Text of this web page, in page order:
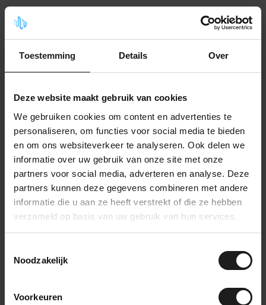
Toestemming Details Over
Deze website maakt gebruik van cookies
We gebruiken cookies om content en advertenties te
personaliseren, om functies voor social media te bieden
en om ons websiteverkeer te analyseren. Ook delen we
informatie over uw gebruik van onze site met onze
partners voor social media, adverteren en analyse. Deze
partners kunnen deze gegevens combineren met andere
informatie die u aan ze heeft verstrekt of die ze hebben
verzameld op basis van uw gebruik van hun services.
Noodzakelijk
Voorkeuren
Gerelateerde producten
Noppenmat zwart
Op voorraad
Rubber traanplaat
Op voorraad
Mohawkloper
Op voorraad
36,99
Fijnribloper
24,99